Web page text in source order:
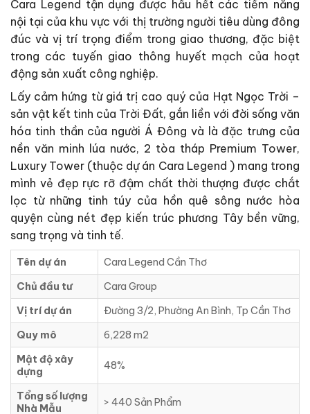
Cara Legend tận dụng được hầu hết các tiềm năng
nội tại của khu vực với thị trường người tiêu dùng đông
đúc và vị trí trọng điểm trong giao thương, đặc biệt
trong các tuyến giao thông huyết mạch của hoạt
động sản xuất công nghiệp.
Lấy cảm hứng từ giá trị cao quý của Hạt Ngọc Trời –
sản vật kết tinh của Trời Đất, gắn liền với đời sống văn
hóa tinh thần của người Á Đông và là đặc trưng của
nền văn minh lúa nước, 2 tòa tháp Premium Tower,
Luxury Tower (thuộc dự án Cara Legend ) mang trong
mình vẻ đẹp rực rỡ đậm chất thời thượng được chắt
lọc từ những tinh túy của hồn quê sông nước hòa
quyện cùng nét đẹp kiến trúc phương Tây bền vững,
sang trọng và tinh tế.
Tên dự án
Cara Legend Cần Thơ
Chủ đầu tư
Cara Group
Vị trí dự án
Đường 3/2, Phường An Bình, Tp Cần Thơ
Quy mô
6,228 m2
Mật độ xây
dựng
48%
Tổng số lượng
Nhà Mẫu
> 440 Sản Phẩm